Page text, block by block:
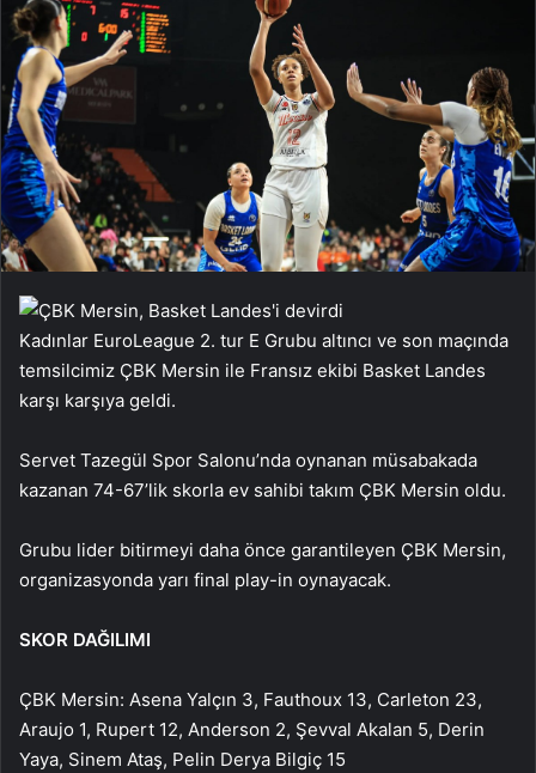
Kadınlar EuroLeague 2. tur E Grubu altıncı ve son maçında
temsilcimiz ÇBK Mersin ile Fransız ekibi Basket Landes
karşı karşıya geldi.
Servet Tazegül Spor Salonu’nda oynanan müsabakada
kazanan 74-67’lik skorla ev sahibi takım ÇBK Mersin oldu.
Grubu lider bitirmeyi daha önce garantileyen ÇBK Mersin,
organizasyonda yarı final play-in oynayacak.
SKOR DAĞILIMI
ÇBK Mersin: Asena Yalçın 3, Fauthoux 13, Carleton 23,
Araujo 1, Rupert 12, Anderson 2, Şevval Akalan 5, Derin
Yaya, Sinem Ataş, Pelin Derya Bilgiç 15